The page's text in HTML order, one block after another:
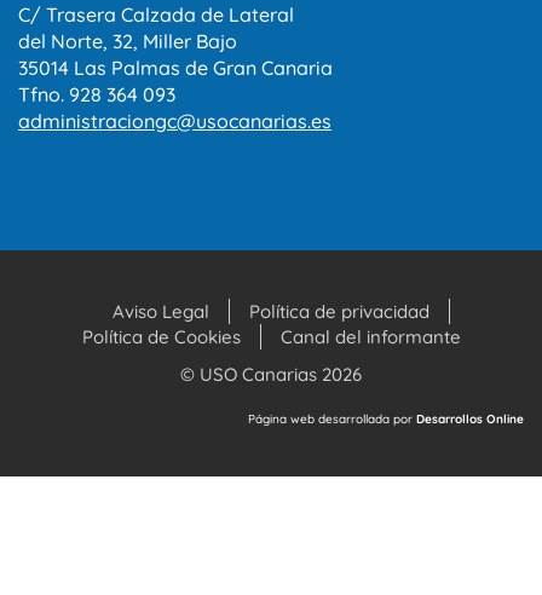
C/ Trasera Calzada de Lateral
del Norte, 32, Miller Bajo
35014 Las Palmas de Gran Canaria
Tfno. 928 364 093
administraciongc@usocanarias.es
Aviso Legal
Política de privacidad
Política de Cookies
Canal del informante
© USO Canarias 2026
Página web desarrollada por Desarrollos Online